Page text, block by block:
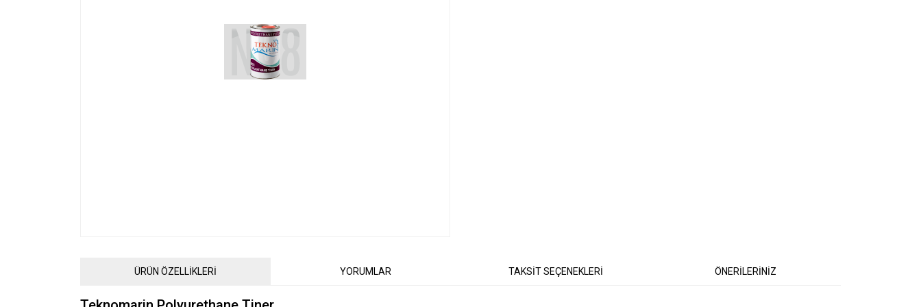
ÜRÜN ÖZELLİKLERİ YORUMLAR TAKSİT SEÇENEKLERİ ÖNERİLERİNİZ